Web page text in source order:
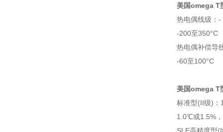
美国omega T
热电偶线级：
-200至350°C
热电偶补偿导
-60至100°C
美国omega T
标准型(II级)：
1.0℃或1.5%